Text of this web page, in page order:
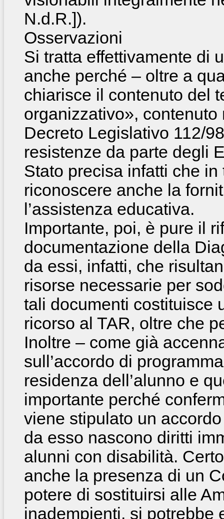
N.d.R.]).
Osservazioni
Si tratta effettivamente di
anche perché – oltre a
chiarisce il contenuto del
organizzativo»,
Decreto Legislativo 112/
resistenze da parte degli
Stato precisa infatti che
riconoscere anche la
l’assistenza educativa.
Importante, poi, è pure il
documentazione della
da essi, infatti, che
risorse necessarie per
tali documenti costituisce
ricorso al TAR, oltre che
Inoltre – come già
sull’accordo di
residenza dell’alunno e
importante perché
viene stipulato un
da esso nascono diritti
alunni con disabilità.
anche la presenza di un
potere di sostituirsi alle
inadempienti, si potrebbe